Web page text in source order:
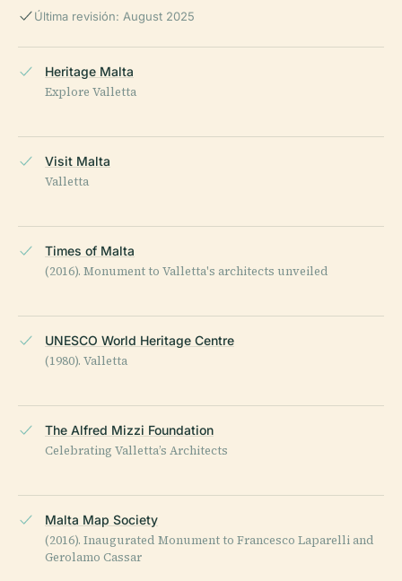
Última revisión: August 2025
Heritage Malta
Explore Valletta
Visit Malta
Valletta
Times of Malta
(2016). Monument to Valletta's architects unveiled
UNESCO World Heritage Centre
(1980). Valletta
The Alfred Mizzi Foundation
Celebrating Valletta’s Architects
Malta Map Society
(2016). Inaugurated Monument to Francesco Laparelli and
Gerolamo Cassar